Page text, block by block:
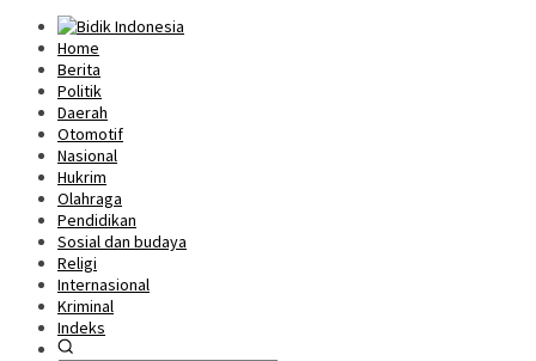
Home
Berita
Politik
Daerah
Otomotif
Nasional
Hukrim
Olahraga
Pendidikan
Sosial dan budaya
Religi
Internasional
Kriminal
Indeks